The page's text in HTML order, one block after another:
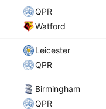
QPR
Watford
Leicester
QPR
Birmingham
QPR